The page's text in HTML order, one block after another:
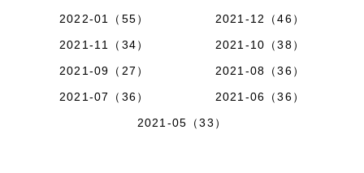
2022-01（55）
2021-12（46）
2021-11（34）
2021-10（38）
2021-09（27）
2021-08（36）
2021-07（36）
2021-06（36）
2021-05（33）